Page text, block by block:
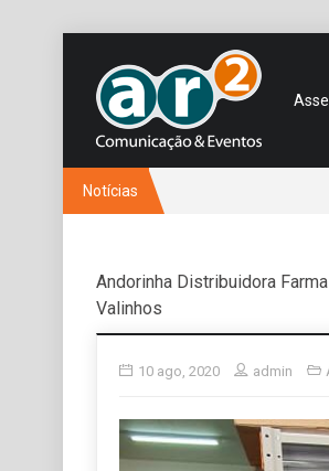
Notícias
Andorinha Distribuidora
Valinhos
10 ago, 2020 admin